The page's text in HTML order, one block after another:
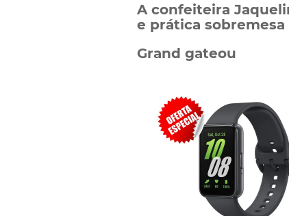
A confeiteira
e prática sobremesa
Grand gateou